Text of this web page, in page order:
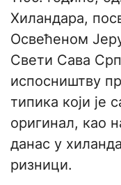
Хиландара,
Освећеном
Свети Сава
испосништву
типика који је
оригинал, као
данас у
ризници.